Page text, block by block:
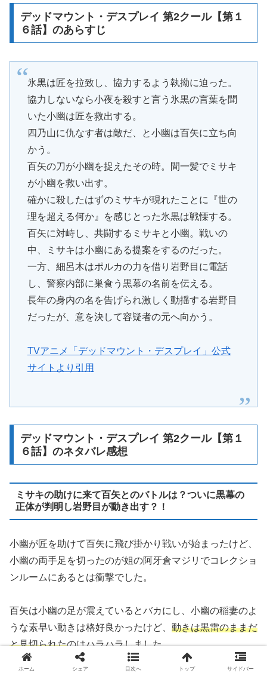
デッドマウント・デスプレイ 第2クール【第１
６話】のあらすじ
氷黒は匠を拉致し、協力するよう執拗に迫った。
協力しないなら小夜を殺すと言う氷黒の言葉を聞
いた小幽は匠を救出する。
四乃山に仇なす者は敵だ、と小幽は百矢に立ち向
かう。
百矢の刀が小幽を捉えたその時。間一髪でミサキ
が小幽を救い出す。
確かに殺したはずのミサキが現れたことに『世の
理を超える何か』を感じとった氷黒は戦慄する。
百矢に対峙し、共闘するミサキと小幽。戦いの
中、ミサキは小幽にある提案をするのだった。
一方、細呂木はポルカの力を借り岩野目に電話
し、警察内部に巣食う黒幕の名前を伝える。
長年の身内の名を告げられ激しく動揺する岩野目
だったが、意を決して容疑者の元へ向かう。
TVアニメ「デッドマウント・デスプレイ」公式
サイトより引用
デッドマウント・デスプレイ 第2クール【第１
６話】のネタバレ感想
ミサキの助けに来て百矢とのバトルは？ついに黒幕の
正体が判明し岩野目が動き出す？！
小幽が匠を助けて百矢に飛び掛かり戦いが始まったけど、
小幽の両手足を切ったのが姐の阿牙倉マジリでコレクショ
ンルームにあるとは衝撃でした。
百矢は小幽の足が震えているとバカにし、小幽の稲妻のよ
うな素早い動きは格好良かったけど、 動きは黒雷のままだ
と見切られたのはハラハラしました。
ホーム シェア 目次へ トップ サイドバー